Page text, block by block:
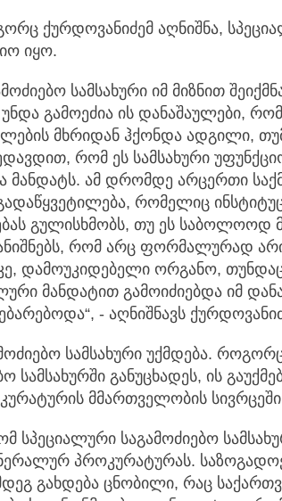
ქურდოვანიძემ აღნიშნა,
იყო.
სამსახური იმ მიზნით
გამოეძია ის დანაშაულები,
მხრიდან ჰქონდა ადგილი,
რომ ეს სამსახური
მანდატს. ამ დრომდე არცერთი
რომელიც
გულისხმობს, თუ ეს საბოლოოდ
რომ არც ფორმალურად
დამოუკიდებელი ორგანო,
მანდატით გამოიძიებდა იმ
- აღნიშნავს
სამსახური უქმდება. როგორც
სამსახურში განუცხადეს, ის
მმართველობის სივრცეში
სპეციალური საგამოძიებო
პროკურატურას.
გახდება ცნობილი, რაც